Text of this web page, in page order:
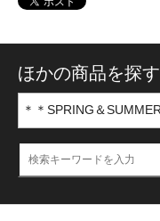
ほかの商品を探す